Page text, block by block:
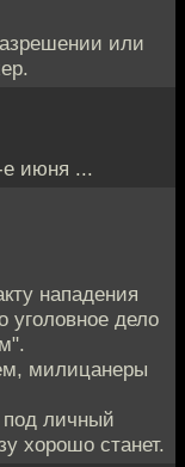
или
е июня ...
нападения
уголовное дело
милицанеры
личный
хорошо станет.